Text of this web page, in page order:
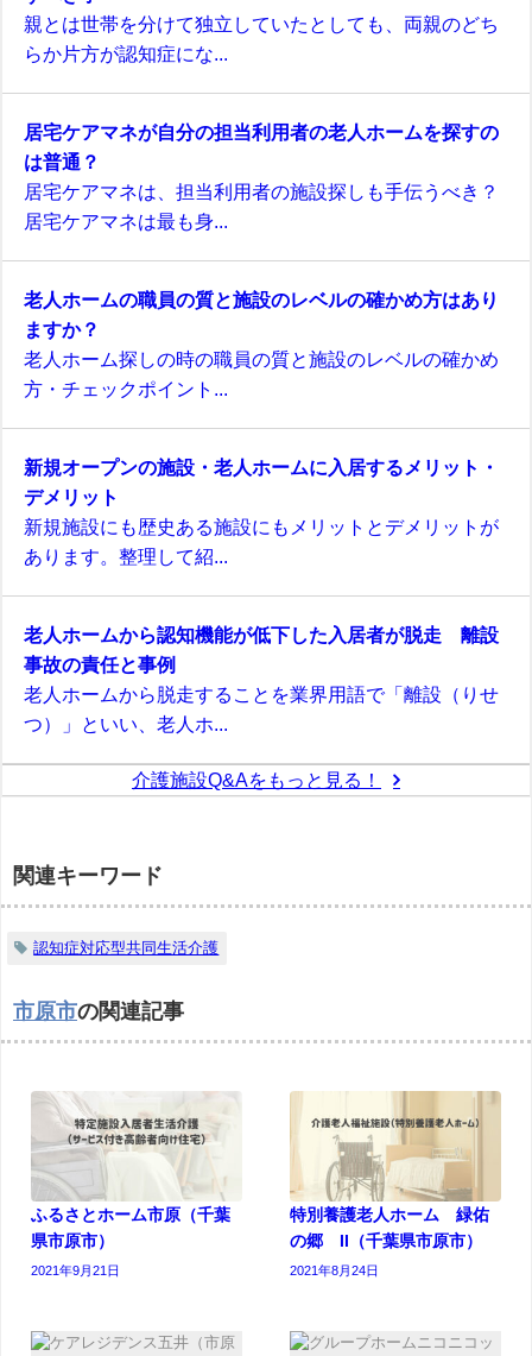
親とは世帯を分けて独立していたとしても、両親のどち
らか片方が認知症にな...
居宅ケアマネが自分の担当利用者の老人ホームを探すの
は普通？
居宅ケアマネは、担当利用者の施設探しも手伝うべき？
居宅ケアマネは最も身...
老人ホームの職員の質と施設のレベルの確かめ方はあり
ますか？
老人ホーム探しの時の職員の質と施設のレベルの確かめ
方・チェックポイント...
新規オープンの施設・老人ホームに入居するメリット・
デメリット
新規施設にも歴史ある施設にもメリットとデメリットが
あります。整理して紹...
老人ホームから認知機能が低下した入居者が脱走 離設
事故の責任と事例
老人ホームから脱走することを業界用語で「離設（りせ
つ）」といい、老人ホ...
介護施設Q&Aをもっと見る！
関連キーワード
認知症対応型共同生活介護
市原市の関連記事
ふるさとホーム市原（千葉
県市原市）
2021年9月21日
特別養護老人ホーム 緑佑
の郷 II（千葉県市原市）
2021年8月24日